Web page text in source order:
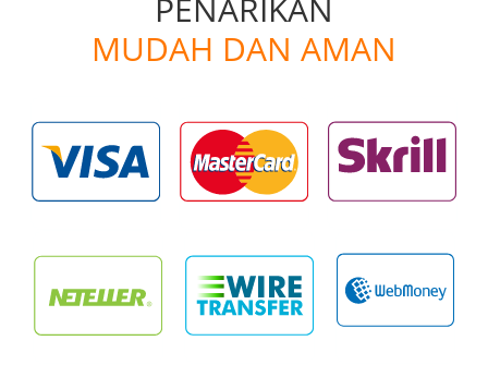
PENARIKAN
MUDAH DAN AMAN